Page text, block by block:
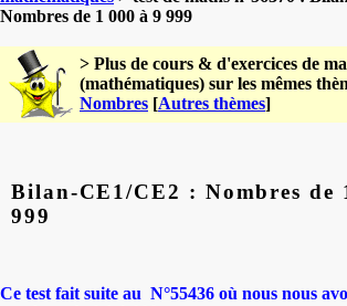
Nombres de 1 000 à 9 999
> Plus de cours & d'exercices de
(mathématiques) sur les mêmes
Nombres [Autres thèmes]
Bilan-CE1/CE2 : Nombres de
999
Ce test fait suite au N°55436 où nous nous